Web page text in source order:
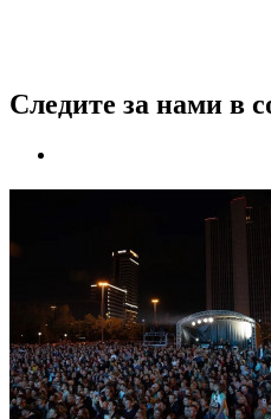
Следите за нами в